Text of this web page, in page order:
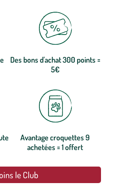
Des bons d'achat 300 points =
5€
Avantage croquettes 9
achetées = 1 offert
le Club